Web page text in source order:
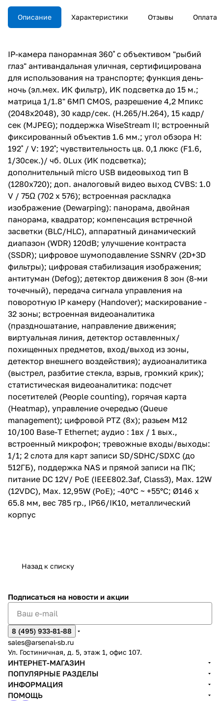
матрица 1/1.8" 6MП CMOS,
разрешение 4,2 Мпикс
(2048x2048), 30 кадр/сек.
фиксированный объектив 1.6
мм.; угол обзора H: 192˚ / V:
192˚; чувствительность цв. 0,1
люкс (F1.6, 1/30сек.)/ чб. 0Lux
(ИК подсветка);
дополнительный micro USB
видеовыход тип В (1280х720);
доп. аналоговый видео выход
CVBS: 1.0 V / 75Ω (702 x 576);
встроенная раскладка
изображение (Dewarping):
панорама, двойная панорама,
квадратор; компенсация
встречной засветки (BLC/HLC),
аппаратный динамический
диапазон (WDR) 120dB;
улучшение контраста (SSDR);
цифровое шумоподавление
SSNRV (2D+3D фильтры);
цифровая стабилизация
изображения; антитуман
(Defog); детектор движения 8
зон (8-ми точечный), передача
сигнала управления на
поворотную IP камеру
(Handover); маскирование - 32
зоны; встроенная
видеоаналитика
(праздношатание, направление
движения; виртуальная линия,
детектор оставленных/
похищенных предметов, вход/
выход из зоны, детектор
внешнего воздействия);
аудиоаналитика (выстрел,
разбитие стекла, взрыв,
громкий крик); статистическая
видеоаналитика: подсчет
посетителей (People counting),
горячая карта (Heatmap),
управление очередью (Queue
management); цифровой PTZ
(8х); разьем М12 10/100 Base-T
Ethernet; аудио : 1вх / 1 вых.,
встроенный микрофон;
тревожные входы/выходы: 1/1; 2
слота для карт записи
SD/SDHC/SDXC (до 512ГБ),
поддержка NAS и прямой
записи на ПК; питание DC 12V/
PoE (IEEE802.3af, Class3), Max.
12W (12VDC), Max. 12,95W (PoE);
-40°C ~ +55°C; Ø146 x 65.8 мм,
Описание Характеристики Отзывы Оплата
IP-камера панорамная 360˚ с объективом "рыбий
глаз" антивандальная уличная, сертифицирована
для использования на транспорте; функция день-
ночь (эл.мех. ИК фильтр), ИК подсветка до 15 м.;
матрица 1/1.8" 6MП CMOS, разрешение 4,2 Мпикс
(2048x2048), 30 кадр/сек. (H.265/H.264), 15 кадр/
сек (MJPEG); поддержка WiseStream II; встроенный
фиксированный объектив 1.6 мм.; угол обзора H:
192˚ / V: 192˚; чувствительность цв. 0,1 люкс (F1.6,
1/30сек.)/ чб. 0Lux (ИК подсветка);
дополнительный micro USB видеовыход тип В
(1280х720); доп. аналоговый видео выход CVBS: 1.0
V / 75Ω (702 x 576); встроенная раскладка
изображение (Dewarping): панорама, двойная
панорама, квадратор; компенсация встречной
засветки (BLC/HLC), аппаратный динамический
диапазон (WDR) 120dB; улучшение контраста
(SSDR); цифровое шумоподавление SSNRV (2D+3D
фильтры); цифровая стабилизация изображения;
антитуман (Defog); детектор движения 8 зон (8-ми
точечный), передача сигнала управления на
поворотную IP камеру (Handover); маскирование -
32 зоны; встроенная видеоаналитика
(праздношатание, направление движения;
виртуальная линия, детектор оставленных/
похищенных предметов, вход/выход из зоны,
детектор внешнего воздействия); аудиоаналитика
(выстрел, разбитие стекла, взрыв, громкий крик);
статистическая видеоаналитика: подсчет
посетителей (People counting), горячая карта
(Heatmap), управление очередью (Queue
management); цифровой PTZ (8х); разьем М12
10/100 Base-T Ethernet; аудио : 1вх / 1 вых.,
встроенный микрофон; тревожные входы/выходы:
1/1; 2 слота для карт записи SD/SDHC/SDXC (до
512ГБ), поддержка NAS и прямой записи на ПК;
питание DC 12V/ PoE (IEEE802.3af, Class3), Max. 12W
(12VDC), Max. 12,95W (PoE); -40°C ~ +55°C; Ø146 x
65.8 мм, вес 785 гр., IP66/IK10, металлический
корпус
Назад к списку
Подписаться на новости и акции
8 (495) 933-81-88
sales@arsenal-sb.ru
Ул. Гостиничная, д. 5, этаж 1, офис 107.
ИНТЕРНЕТ-МАГАЗИН
ПОПУЛЯРНЫЕ РАЗДЕЛЫ
ИНФОРМАЦИЯ
ПОМОЩЬ